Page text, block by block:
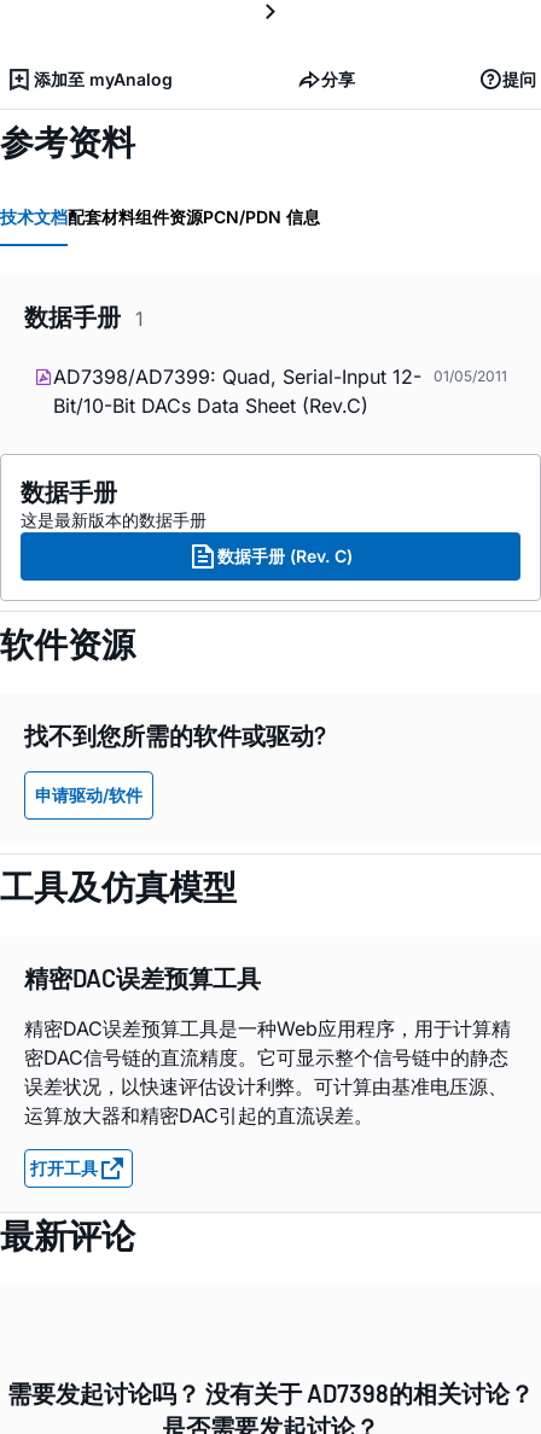
添加至 myAnalog 分享 提问
参考资料
技术文档配套材料组件资源PCN/PDN 信息
数据手册 1
AD7398/AD7399: Quad, Serial-Input 12-
Bit/10-Bit DACs Data Sheet (Rev.C)
01/05/2011
数据手册
这是最新版本的数据手册
数据手册 (Rev. C)
软件资源
找不到您所需的软件或驱动?
申请驱动/软件
工具及仿真模型
精密DAC误差预算工具
精密DAC误差预算工具是一种Web应用程序，用于计算精
密DAC信号链的直流精度。它可显示整个信号链中的静态
误差状况，以快速评估设计利弊。可计算由基准电压源、
运算放大器和精密DAC引起的直流误差。
打开工具
最新评论
需要发起讨论吗？ 没有关于 AD7398的相关讨论？
是否需要发起讨论？